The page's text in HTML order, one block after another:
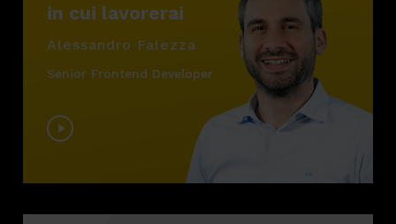
in cui lavorerai
Alessandro Falezza
Senior Frontend Developer
Play